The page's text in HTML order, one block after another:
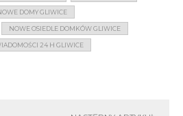
DOMY GLIWICE
NOWE OSIEDLE DOMKÓW GLIWICE
24 H GLIWICE